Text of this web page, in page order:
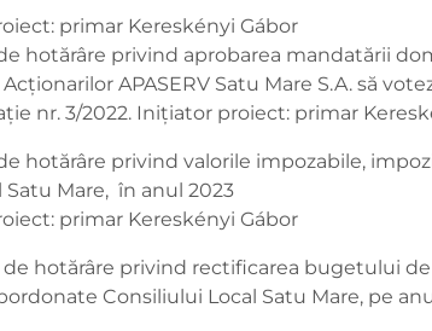
primar Kereskényi Gábor
hotărâre privind aprobarea mandatării
APASERV Satu Mare S.A. să
nr. 3/2022. Inițiator proiect: primar
hotărâre privind valorile impozabile,
Mare, în anul 2023
primar Kereskényi Gábor
de hotărâre privind rectificarea bugetului
Consiliului Local Satu Mare, pe